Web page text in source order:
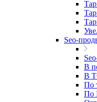
Seo-
В
В
По
По